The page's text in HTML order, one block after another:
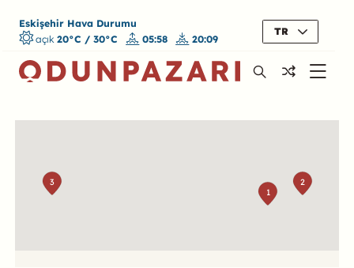
Eskişehir Hava Durumu
açık 20°C / 30°C 05:58 20:09
TR
1
2
3